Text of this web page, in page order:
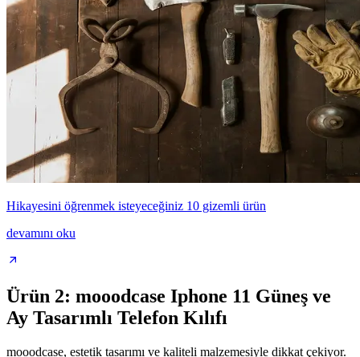
Hikayesini öğrenmek isteyeceğiniz 10 gizemli ürün
devamını oku
Ürün 2: mooodcase Iphone 11 Güneş ve
Ay Tasarımlı Telefon Kılıfı
mooodcase, estetik tasarımı ve kaliteli malzemesiyle dikkat çekiyor.